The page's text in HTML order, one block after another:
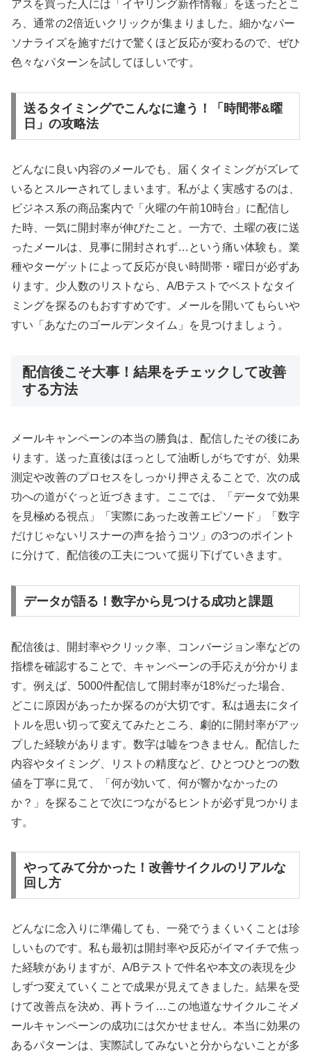
アスを買った人には「イヤリング新作情報」を送ったとこ
ろ、通常の2倍近いクリックが集まりました。細かなパー
ソナライズを施すだけで驚くほど反応が変わるので、ぜひ
色々なパターンを試してほしいです。
送るタイミングでこんなに違う！「時間帯&曜
日」の攻略法
どんなに良い内容のメールでも、届くタイミングがズレて
いるとスルーされてしまいます。私がよく実感するのは、
ビジネス系の商品案内で「火曜の午前10時台」に配信し
た時、一気に開封率が伸びたこと。一方で、土曜の夜に送
ったメールは、見事に開封されず…という痛い体験も。業
種やターゲットによって反応が良い時間帯・曜日が必ずあ
ります。少人数のリストなら、A/Bテストでベストなタイ
ミングを探るのもおすすめです。メールを開いてもらいや
すい「あなたのゴールデンタイム」を見つけましょう。
配信後こそ大事！結果をチェックして改善
する方法
メールキャンペーンの本当の勝負は、配信したその後にあ
ります。送った直後はほっとして油断しがちですが、効果
測定や改善のプロセスをしっかり押さえることで、次の成
功への道がぐっと近づきます。ここでは、「データで効果
を見極める視点」「実際にあった改善エピソード」「数字
だけじゃないリスナーの声を拾うコツ」の3つのポイント
に分けて、配信後の工夫について掘り下げていきます。
データが語る！数字から見つける成功と課題
配信後は、開封率やクリック率、コンバージョン率などの
指標を確認することで、キャンペーンの手応えが分かりま
す。例えば、5000件配信して開封率が18%だった場合、
どこに原因があったか探るのが大切です。私は過去にタイ
トルを思い切って変えてみたところ、劇的に開封率がアッ
プした経験があります。数字は嘘をつきません。配信した
内容やタイミング、リストの精度など、ひとつひとつの数
値を丁寧に見て、「何が効いて、何が響かなかったの
か？」を探ることで次につながるヒントが必ず見つかりま
す。
やってみて分かった！改善サイクルのリアルな
回し方
どんなに念入りに準備しても、一発でうまくいくことは珍
しいものです。私も最初は開封率や反応がイマイチで焦っ
た経験がありますが、A/Bテストで件名や本文の表現を少
しずつ変えていくことで成果が見えてきました。結果を受
けて改善点を決め、再トライ…この地道なサイクルこそメ
ールキャンペーンの成功には欠かせません。本当に効果の
あるパターンは、実際試してみないと分からないことが多